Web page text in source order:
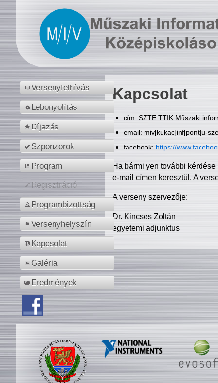
Versenyfelhívás
Lebonyolítás
Díjazás
Szponzorok
Program
Regisztráció
Programbizottság
Versenyhelyszín
Kapcsolat
Galéria
Eredmények
Kapcsolat
cím: SZTE TTIK Műszaki
email: miv[kukac]inf[pont]u-
facebook: https://
Ha bármilyen további
e-mail címen keresztül. A
A verseny szervezője:
Dr. Kincses Zoltán
egyetemi adjunktus